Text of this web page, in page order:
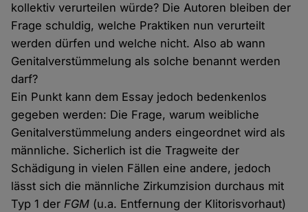
kollektiv verurteilen würde? Die Autoren bleiben der
Frage schuldig, welche Praktiken nun verurteilt
werden dürfen und welche nicht. Also ab wann
Genitalverstümmelung als solche benannt werden
darf?
Ein Punkt kann dem Essay jedoch bedenkenlos
gegeben werden: Die Frage, warum weibliche
Genitalverstümmelung anders eingeordnet wird als
männliche. Sicherlich ist die Tragweite der
Schädigung in vielen Fällen eine andere, jedoch
lässt sich die männliche Zirkumzision durchaus mit
Typ 1 derFGM (u.a. Entfernung der Klitorisvorhaut)